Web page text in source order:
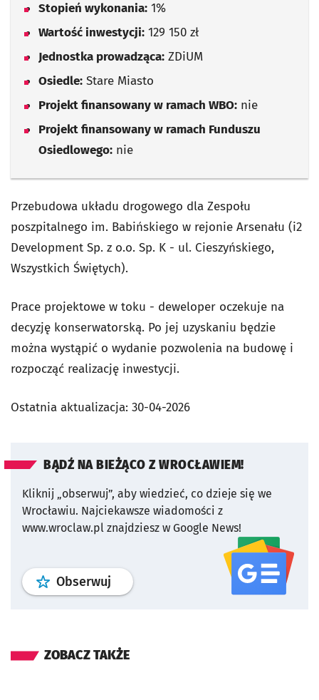
Stopień wykonania: 1%
Wartość inwestycji: 129 150 zł
Jednostka prowadząca: ZDiUM
Osiedle: Stare Miasto
Projekt finansowany w ramach WBO: nie
Projekt finansowany w ramach Funduszu
Osiedlowego: nie
Przebudowa układu drogowego dla Zespołu
poszpitalnego im. Babińskiego w rejonie Arsenału (i2
Development Sp. z o.o. Sp. K - ul. Cieszyńskiego,
Wszystkich Świętych).
Prace projektowe w toku - deweloper oczekuje na
decyzję konserwatorską. Po jej uzyskaniu będzie
można wystąpić o wydanie pozwolenia na budowę i
rozpocząć realizację inwestycji.
Ostatnia aktualizacja: 30-04-2026
BĄDŹ NA BIEŻĄCO Z WROCŁAWIEM!
Kliknij „obserwuj”, aby wiedzieć, co dzieje się we
Wrocławiu. Najciekawsze wiadomości z
www.wroclaw.pl znajdziesz w Google News!
Obserwuj profil serwisu
ZOBACZ TAKŻE